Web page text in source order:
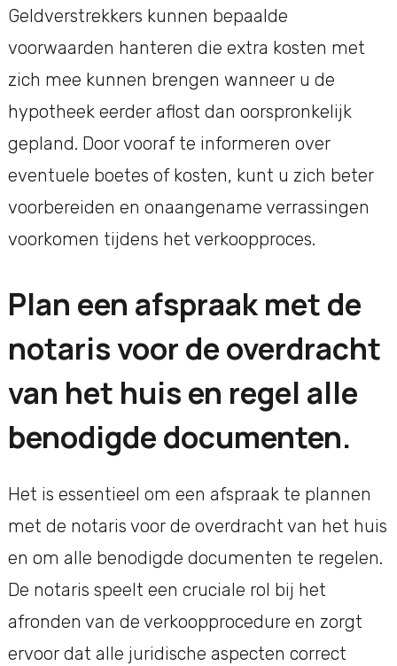
Geldverstrekkers kunnen bepaalde
voorwaarden hanteren die extra kosten met
zich mee kunnen brengen wanneer u de
hypotheek eerder aflost dan oorspronkelijk
gepland. Door vooraf te informeren over
eventuele boetes of kosten, kunt u zich beter
voorbereiden en onaangename verrassingen
voorkomen tijdens het verkoopproces.
Plan een afspraak met de
notaris voor de overdracht
van het huis en regel alle
benodigde documenten.
Het is essentieel om een afspraak te plannen
met de notaris voor de overdracht van het huis
en om alle benodigde documenten te regelen.
De notaris speelt een cruciale rol bij het
afronden van de verkoopprocedure en zorgt
ervoor dat alle juridische aspecten correct